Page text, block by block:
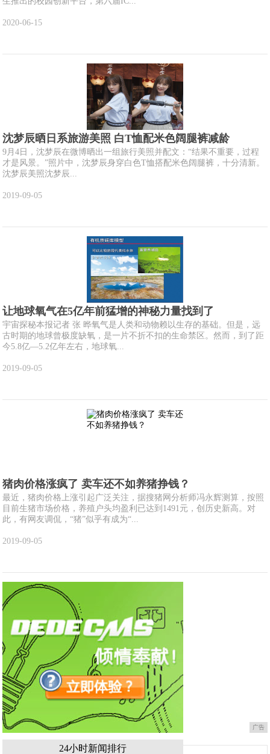
2020-06-15
沈梦辰晒日系旅游美照 白T恤配米色阔腿裤减龄
9月4日，沈梦辰在微博晒出一组旅行美照并配文：“结果不重要，过程
才是风景。”照片中，沈梦辰身穿白色T恤搭配米色阔腿裤，十分清新。
沈梦辰美照沈梦辰...
2019-09-05
让地球氧气在5亿年前猛增的神秘力量找到了
宇宙探秘本报记者 张 晔氧气是人类和动物赖以生存的基础。但是，远
古时期的地球曾极度缺氧，是一片不折不扣的生命禁区。然而，到了距
今5.8亿—5.2亿年左右，地球氧...
2019-09-05
猪肉价格涨疯了 卖车还不如养猪挣钱？
最近，猪肉价格上涨引起广泛关注，据搜猪网分析师冯永辉测算，按照
目前生猪市场价格，养殖户头均盈利已达到1491元，创历史新高。对
此，有网友调侃，“猪”似乎有成为“...
2019-09-05
广告
24小时新闻排行